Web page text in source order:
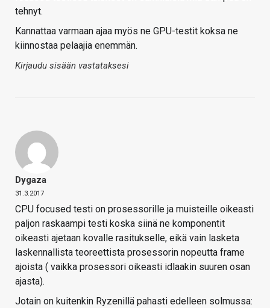
tehnyt.
Kannattaa varmaan ajaa myös ne GPU-testit koksa ne
kiinnostaa pelaajia enemmän.
Kirjaudu sisään vastataksesi
Dygaza
31.3.2017
CPU focused testi on prosessorille ja muisteille oikeasti
paljon raskaampi testi koska siinä ne komponentit
oikeasti ajetaan kovalle rasitukselle, eikä vain lasketa
laskennallista teoreettista prosessorin nopeutta frame
ajoista ( vaikka prosessori oikeasti idlaakin suuren osan
ajasta).
Jotain on kuitenkin Ryzenillä pahasti edelleen solmussa: